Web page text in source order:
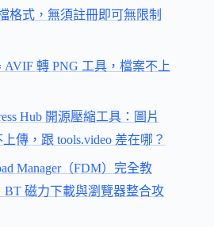
格式，無須註冊即可無限制
AVIF 轉 PNG 工具，檔案不上
Hub 開源壓縮工具：圖片
傳，跟 tools.video 差在哪？
Manager（FDM）完全教
BT 磁力下載與瀏覽器整合攻